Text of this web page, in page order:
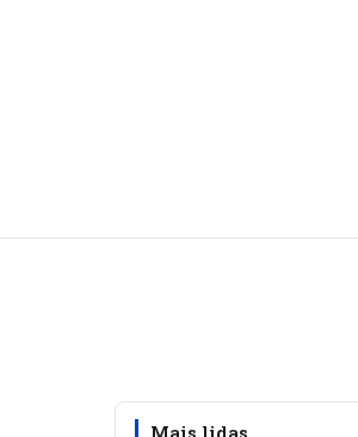
Mais lidas